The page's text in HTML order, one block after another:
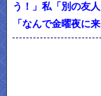
う！」私「別の友
「なんで金曜夜に